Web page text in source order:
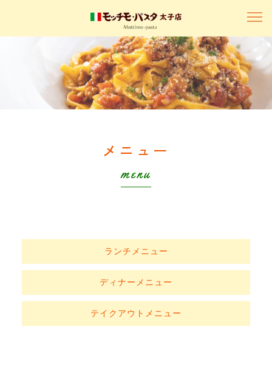
メニュー
menu
ランチメニュー
ディナーメニュー
テイクアウトメニュー